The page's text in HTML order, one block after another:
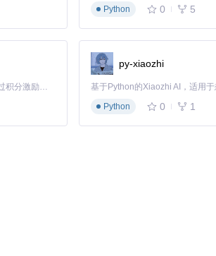
Python
0 5
「源启盛夏」暑期校园开发者成长计划旨在激活校园开源力量，通过积分激励、认证扶持、资源倾斜等形式，引导高校组织和开发者完成「入驻 — 建项目 — 做贡献 — 获认证 — 得资源」的完整闭环。无论你是想带领社团入驻平台的组织者，还是希望用代码贡献证明自己的开发者，都能在这里找到属于你的成长路径。
py-xiaozhi
Python
0 1